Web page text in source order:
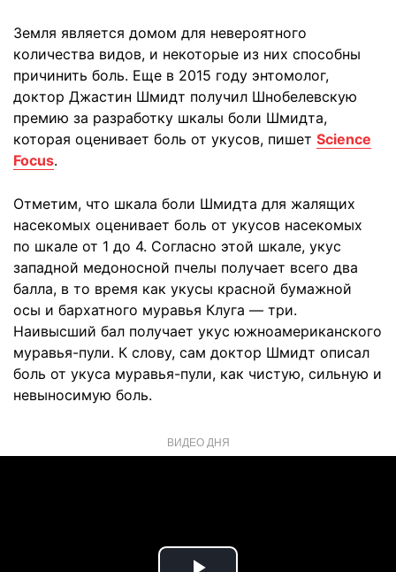
Земля является домом для невероятного
количества видов, и некоторые из них способны
причинить боль. Еще в 2015 году энтомолог,
доктор Джастин Шмидт получил Шнобелевскую
премию за разработку шкалы боли Шмидта,
которая оценивает боль от укусов, пишет Science
Focus.
Отметим, что шкала боли Шмидта для жалящих
насекомых оценивает боль от укусов насекомых
по шкале от 1 до 4. Согласно этой шкале, укус
западной медоносной пчелы получает всего два
балла, в то время как укусы красной бумажной
осы и бархатного муравья Клуга — три.
Наивысший бал получает укус южноамериканского
муравья-пули. К слову, сам доктор Шмидт описал
боль от укуса муравья-пули, как чистую, сильную и
невыносимую боль.
ВИДЕО ДНЯ